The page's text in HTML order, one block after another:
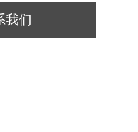
我们